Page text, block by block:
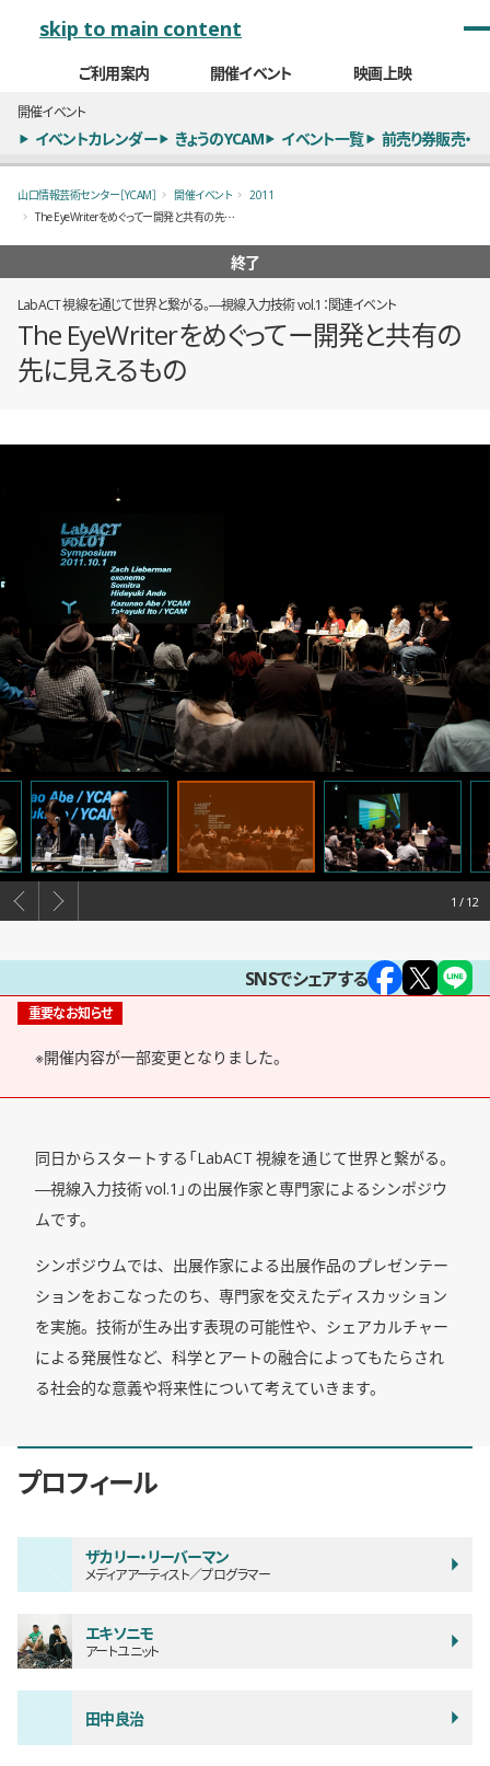
skip to main content
ご利用案内 開催イベント 映画上映
開催イベント
イベントカレンダー きょうのYCAM イベント一覧 前売り券販売・
山口情報芸術センター［YCAM］ 開催イベント
2011
The EyeWriterをめぐってー開発と共有の先に見えるもの
終了
LabACT 視線を通じて世界と繋がる。―視線入力技術 vol.1：関連イベント
The EyeWriterをめぐってー開発と共有の
先に見えるもの
1
SNSでシェアする
重要なお知らせ
※開催内容が一部変更となりました。
同日からスタートする「LabACT 視線を通じて世界と繋がる。
―視線入力技術 vol.1」の出展作家と専門家によるシンポジウ
ムです。
シンポジウムでは、出展作家による出展作品のプレゼンテー
ションをおこなったのち、専門家を交えたディスカッション
を実施。技術が生み出す表現の可能性や、シェアカルチャー
による発展性など、科学とアートの融合によってもたらされ
る社会的な意義や将来性について考えていきます。
プロフィール
ザカリー・リーバーマン
メディアアーティスト／プログラマー
エキソニモ
アートユニット
田中良治